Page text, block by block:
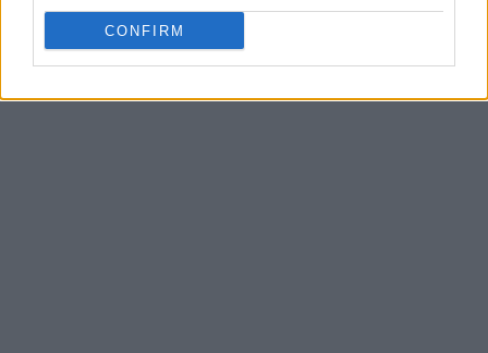
CONFIRM